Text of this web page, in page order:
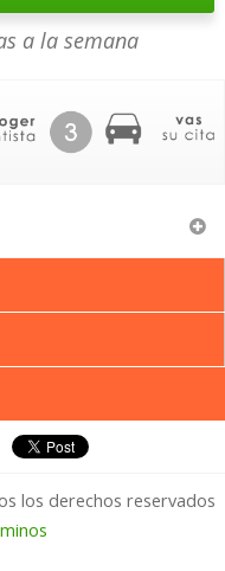
a la semana
tu
los derechos reservados